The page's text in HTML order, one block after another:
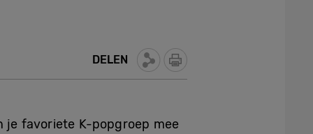
DELEN
je favoriete K-popgroep mee